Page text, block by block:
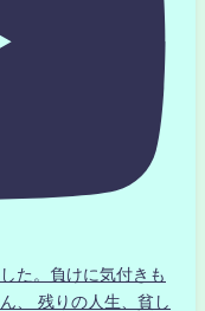
た。負けに気付きも
、 残りの人生、貧し